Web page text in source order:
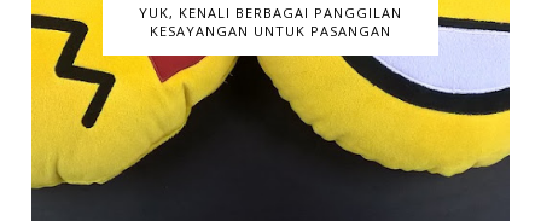
YUK, KENALI BERBAGAI PANGGILAN
KESAYANGAN UNTUK PASANGAN